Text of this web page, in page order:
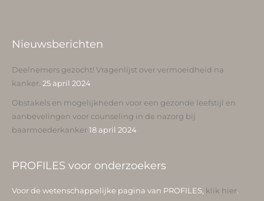
Nieuwsberichten
Deelnemers gezocht! Vragenlijst over vermoeidheid na
kanker. 25 april 2024
Obstakels en mogelijkheden voor een gezonde leefstijl en
aanbevelingen voor counseling in de nazorg bij
baarmoederkanker 18 april 2024
PROFILES voor onderzoekers
Voor de wetenschappelijke pagina van PROFILES, klik hier.